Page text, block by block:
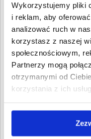
Wykorzystujemy pliki
i reklam, aby
analizować ruch w
korzystasz z naszej
społecznościowym,
Partnerzy mogą
otrzymanymi od
korzystania z ich
JSK UNICAR
LOGISTYK SPÓŁKA Z
OGRANICZONĄ
Szczecin,
Zachodniopomorskie
JCU JOANNA
CZEMARMAZOWICZ-
URBANOWICZ
Szczecin,
Zachodniopomorskie
JASTRZĘBSKA ARCH
Zachodniopomorskie